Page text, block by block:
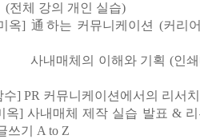
전체 강의 개인 실습)
옥] 通하는 커뮤니케이션 (커리
이해와 기획 (인쇄매체
수] PR 커뮤니케이션에서의 리서
옥] 사내매체 제작 실습 발표 &
쓰기 A to Z